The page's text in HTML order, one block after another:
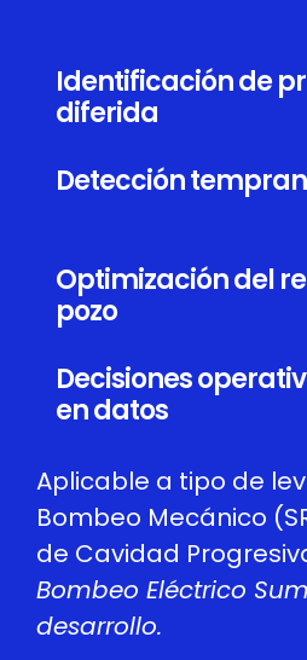
Identificación de
diferida
Detección
Optimización del
pozo
Decisiones
en datos
Aplicable a tipo de
Bombeo Mecánico
de Cavidad
Bombeo Eléctrico
desarrollo.